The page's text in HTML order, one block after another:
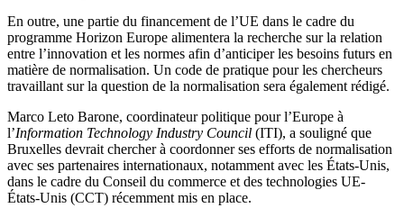
En outre, une partie du financement de l’UE dans le cadre du
programme Horizon Europe alimentera la recherche sur la relation
entre l’innovation et les normes afin d’anticiper les besoins futurs en
matière de normalisation. Un code de pratique pour les chercheurs
travaillant sur la question de la normalisation sera également rédigé.
Marco Leto Barone, coordinateur politique pour l’Europe à
l’Information Technology Industry Council (ITI), a souligné que
Bruxelles devrait chercher à coordonner ses efforts de normalisation
avec ses partenaires internationaux, notamment avec les États-Unis,
dans le cadre du Conseil du commerce et des technologies UE-
États-Unis (CCT) récemment mis en place.